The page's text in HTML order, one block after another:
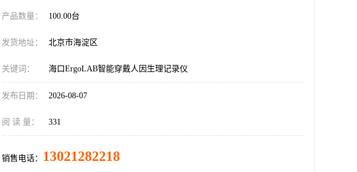
产品数量： 100.00台
发货地址： 北京市海淀区
关键词： 海口ErgoLAB智能穿戴人因生理记录仪
发布日期： 2026-08-07
阅 读 量： 331
销售电话： 13021282218